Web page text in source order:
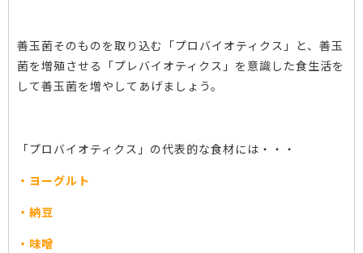
善玉菌そのものを取り込む「プロバイオティクス」と、善玉
菌を増殖させる「プレバイオティクス」を意識した食生活を
して善玉菌を増やしてあげましょう。
「プロバイオティクス」の代表的な食材には・・・
・ヨーグルト
・納豆
・味噌